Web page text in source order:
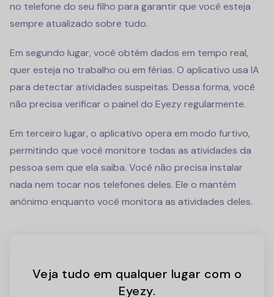
no telefone do seu filho para garantir que você esteja
sempre atualizado sobre tudo.
Em segundo lugar, você obtém dados em tempo real,
quer esteja no trabalho ou em férias. O aplicativo usa IA
para detectar atividades suspeitas. Dessa forma, você
não precisa verificar o painel do Eyezy regularmente.
Em terceiro lugar, o aplicativo opera em modo furtivo,
permitindo que você monitore todas as atividades da
pessoa sem que ela saiba. Você não precisa instalar
nada nem tocar nos telefones deles. Ele o mantém
anônimo enquanto você monitora as atividades deles.
Veja tudo em qualquer lugar com o
Eyezy.